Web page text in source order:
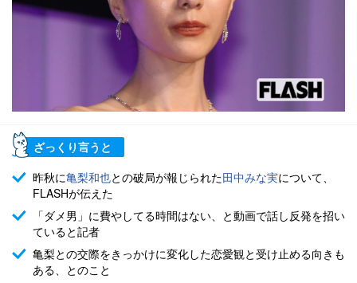
ざっくり言うと
昨秋に亀梨和也との破局が報じられた田中みな実について、
FLASHが伝えた
「ダメ男」に費やしてる時間はない、と動画で話し反発を招い
ていると記者
亀梨との交際をきっかけに変化した恋愛観と受け止める向きも
ある、とのこと